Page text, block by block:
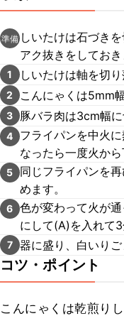
準備 しいたけは石づき
アク抜きをしておき
1 しいたけは軸を切
2 こんにゃくは5mm
3 豚バラ肉は3cm幅に
4
フライパンを中火
なったら一度火から
5
同じフライパンを
めます。
6 色が変わって火が
にして(A)を入れて3
7 器に盛り、白いりご
コツ・ポイント
こんにゃくは乾煎り